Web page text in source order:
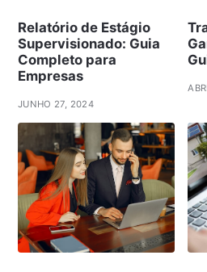
Relatório de Estágio
Supervisionado: Guia
Completo para
Empresas
JUNHO 27, 2024